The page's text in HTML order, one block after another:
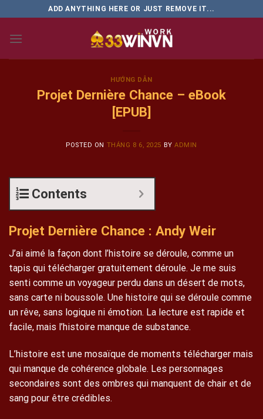
to
content
ADD ANYTHING HERE OR JUST REMOVE IT...
HƯỚNG DẪN
Projet Dernière Chance – eBook
[EPUB]
POSTED ON THÁNG 8 6, 2025 BYADMIN
Contents
Projet Dernière Chance : Andy Weir
J’ai aimé la façon dont l’histoire se déroule, comme un
tapis qui télécharger gratuitement déroule. Je me suis
senti comme un voyageur perdu dans un désert de mots,
sans carte ni boussole. Une histoire qui se déroule comme
un rêve, sans logique ni émotion. La lecture est rapide et
facile, mais l’histoire manque de substance.
L’histoire est une mosaïque de moments télécharger mais
qui manque de cohérence globale. Les personnages
secondaires sont des ombres qui manquent de chair et de
sang pour être crédibles.